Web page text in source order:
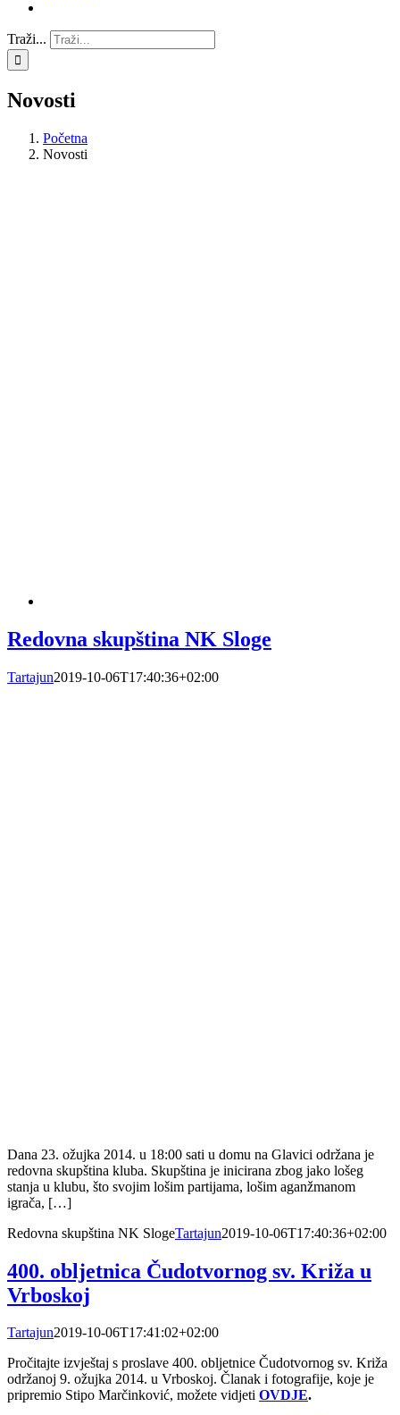
Traži...
Novosti
Početna
Novosti
Redovna skupština NK Sloge
Tartajun2019-10-06T17:40:36+02:00
Dana 23. ožujka 2014. u 18:00 sati u domu na Glavici održana je
redovna skupština kluba. Skupština je inicirana zbog jako lošeg
stanja u klubu, što svojim lošim partijama, lošim aganžmanom
igrača, […]
Redovna skupština NK SlogeTartajun2019-10-06T17:40:36+02:00
400. obljetnica Čudotvornog sv. Križa u
Vrboskoj
Tartajun2019-10-06T17:41:02+02:00
Pročitajte izvještaj s proslave 400. obljetnice Čudotvornog sv. Križa
održanoj 9. ožujka 2014. u Vrboskoj. Članak i fotografije, koje je
pripremio Stipo Marčinković, možete vidjeti OVDJE.